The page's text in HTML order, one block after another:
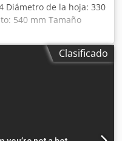
Diámetro de la hoja: 330
540 mm Tamaño
- diámetro
- diámetro máximo:
con formaClasificado